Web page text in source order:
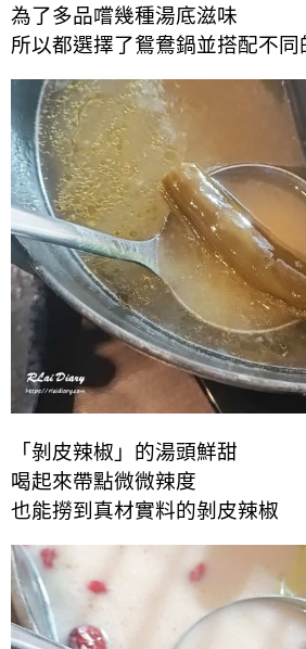
為了多品嚐幾種湯底滋味
所以都選擇了鴛鴦鍋並搭配不同
「剝皮辣椒」的湯頭鮮甜
喝起來帶點微微辣度
也能撈到真材實料的剝皮辣椒